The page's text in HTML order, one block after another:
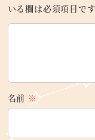
いる欄は必須項目です
名前 ※